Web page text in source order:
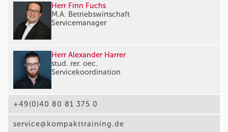
Herr Finn Fuchs
M.A. Betriebswirtschaft
Servicemanager
Herr Alexander Harrer
stud. rer. oec.
Servicekoordination
+49(0)40 80 81 375 0
service@kompakttraining.de